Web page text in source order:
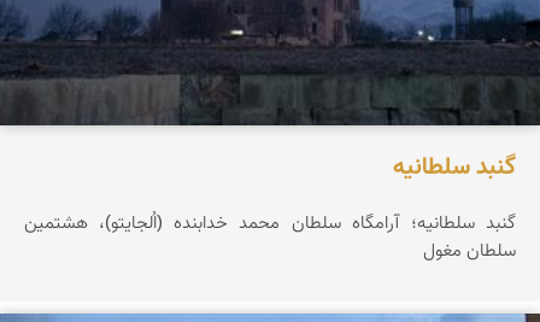
گنبد سلطانیه
گنبد سلطانیه؛ آرامگاه سلطان محمد خدابنده (اُلجایتو)، هشتمین
سلطان مغول